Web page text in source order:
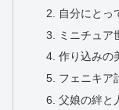
自分にとっ
ミニチュア
作り込みの
フェニキア
父娘の絆と